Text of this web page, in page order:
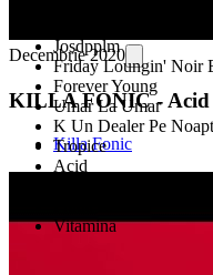
Josdpplm
Friday Loungin' Noir
Forever Young
Umar La Umar
K Un Dealer Pe
Tropice
Acid
Vitamina
Decembrie 2020
KILLA FONIC - Acid
Killa Fonic